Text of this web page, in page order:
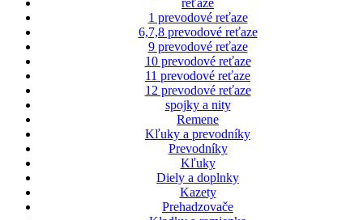
reťaze
1 prevodové reťaze
6,7,8 prevodové reťaze
9 prevodové reťaze
10 prevodové reťaze
11 prevodové reťaze
12 prevodové reťaze
spojky a nity
Remene
Kľuky a prevodníky
Prevodníky
Kľuky
Diely a doplnky
Kazety
Prehadzovače